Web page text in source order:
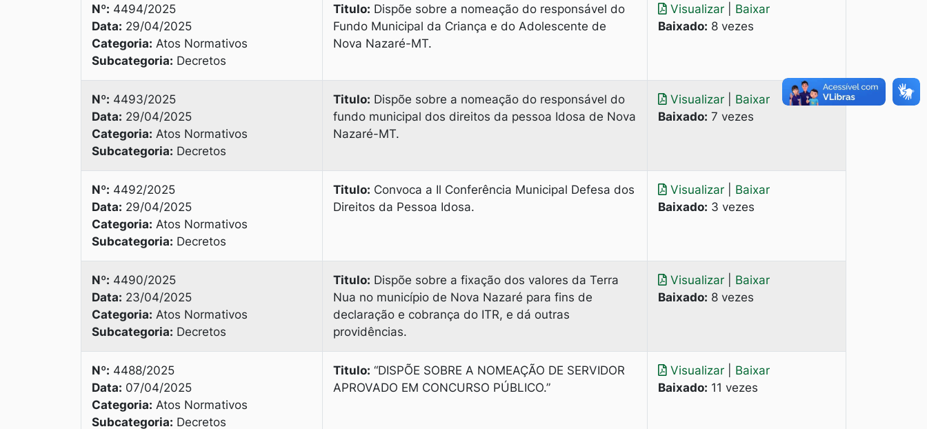
Nº: 4494/2025
Data: 29/04/2025
Categoria: Atos Normativos
Subcategoria: Decretos
Titulo: Dispõe sobre a nomeação do responsável do
Fundo Municipal da Criança e do Adolescente de
Nova Nazaré-МТ.
Visualizar
Baixar
Baixado: 8 vezes
Nº: 4493/2025
Data: 29/04/2025
Categoria: Atos Normativos
Subcategoria: Decretos
Titulo: Dispõe sobre a nomeação do responsável do
fundo municipal dos direitos da pessoa Idosa de Nova
Nazaré-МТ.
Visualizar
Baixar
Baixado: 7 vezes
Nº: 4492/2025
Data: 29/04/2025
Categoria: Atos Normativos
Subcategoria: Decretos
Titulo: Convoca a Il Conferência Municipal Defesa dos
Direitos da Pessoa Idosa.
Visualizar
Baixar
Baixado: 3 vezes
Nº: 4490/2025
Data: 23/04/2025
Categoria: Atos Normativos
Subcategoria: Decretos
Titulo: Dispõe sobre a fixação dos valores da Terra
Nua no município de Nova Nazaré para fins de
declaração e cobrança do ITR, e dá outras
providências.
Visualizar
Baixar
Baixado: 8 vezes
Nº: 4488/2025
Data: 07/04/2025
Categoria: Atos Normativos
Subcategoria: Decretos
Titulo: “DISPÕE SOBRE A NOMEAÇÃO DE SERVIDOR
APROVADO EM CONCURSO PÚBLICO.”
Visualizar
Baixar
Baixado: 11 vezes